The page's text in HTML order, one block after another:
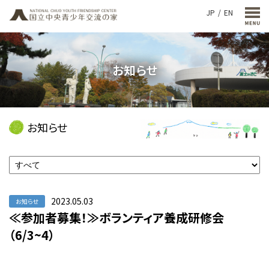
JP EN
お知らせ
お知らせ
お知らせ 2023.05.03
≪参加者募集！≫ボランティア養成研修会
（6/3~4）